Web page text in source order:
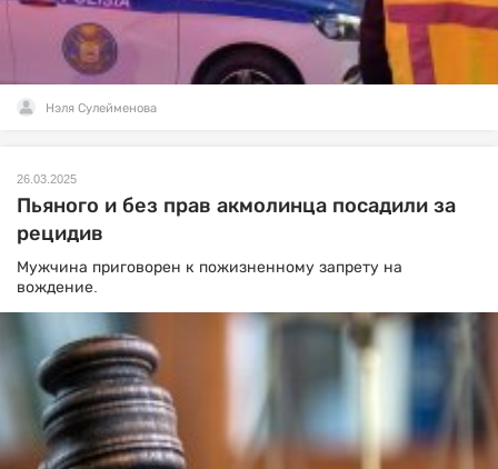
Нэля Сулейменова
26.03.2025
Пьяного и без прав акмолинца посадили за
рецидив
Мужчина приговорен к пожизненному запрету на
вождение.